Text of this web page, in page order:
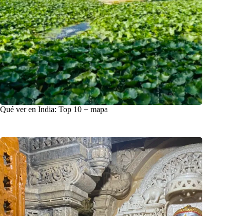
Qué ver en India: Top 10 + mapa